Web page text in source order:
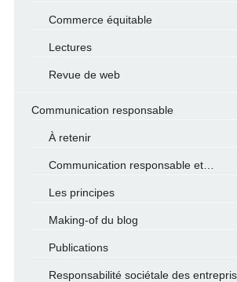
Commerce équitable
Lectures
Revue de web
Communication responsable
À retenir
Communication responsable et…
Les principes
Making-of du blog
Publications
Responsabilité sociétale des